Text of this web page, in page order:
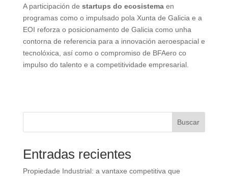
A participación de startups do ecosistemaen
programas como o impulsado pola Xunta de Galicia e a
EOI reforza o posicionamento de Galicia como unha
contorna de referencia para a innovación aeroespacial e
tecnolóxica, así como o compromiso de BFAero co
impulso do talento e a competitividade empresarial.
Buscar
Entradas recientes
Propiedade Industrial: a vantaxe competitiva que